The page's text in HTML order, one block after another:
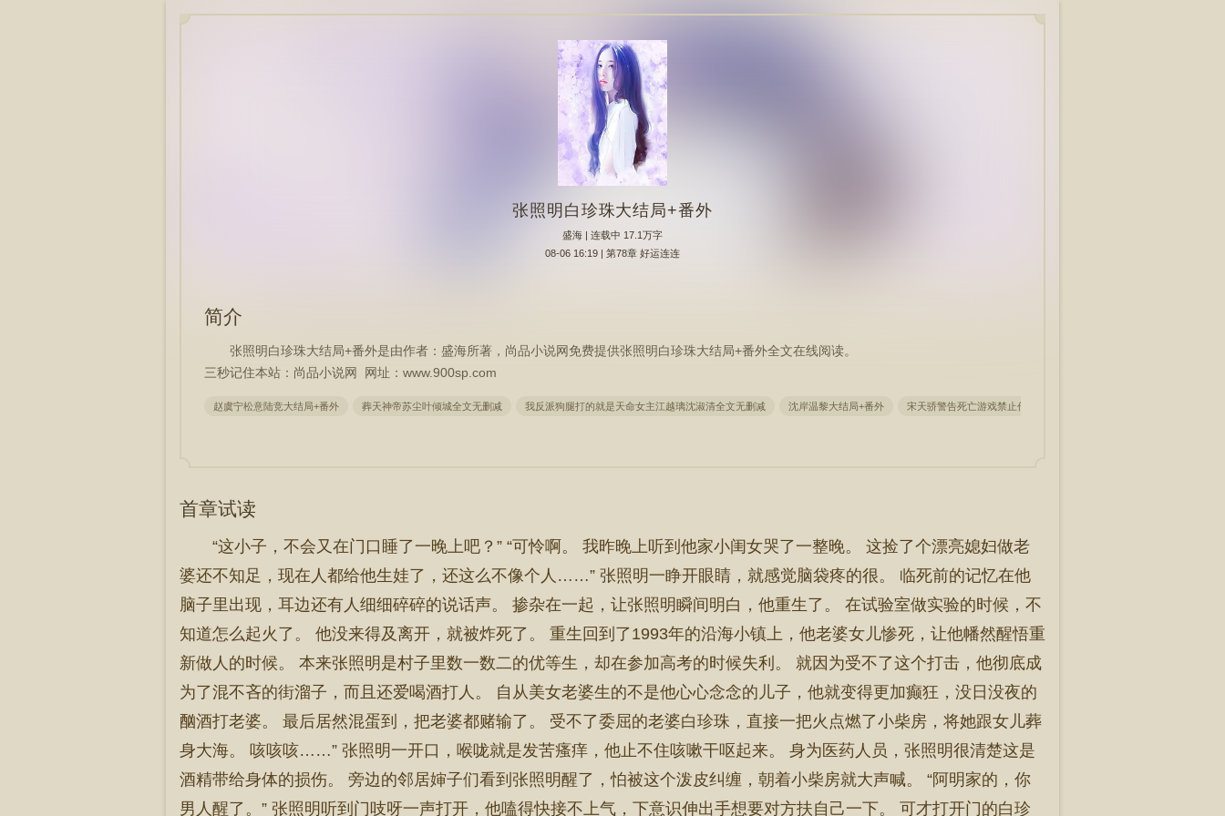
张照明白珍珠大结局+番外
盛海 | 连载中 17.1万字
08-06 16:19 | 第78章 好运连连
简介
张照明白珍珠大结局+番外是由作者：盛海所著，尚品小说网免费提供张照明白珍珠大结局+番外全文在线阅读。
三秒记住本站：尚品小说网 网址：www.900sp.com
赵虞宁松意陆竞大结局+番外 葬天神帝苏尘叶倾城全文无删减 我反派狗腿打的就是天命女主江越璃沈淑清全文无删减 沈岸温黎大结局+番外 宋天骄警告死亡游戏禁止作弊笔趣阁首发
首章试读
“这小子，不会又在门口睡了一晚上吧？” “可怜啊。 我昨晚上听到他家小闺女哭了一整晚。 这捡了个漂亮媳妇做老
婆还不知足，现在人都给他生娃了，还这么不像个人……” 张照明一睁开眼睛，就感觉脑袋疼的很。 临死前的记忆在他
脑子里出现，耳边还有人细细碎碎的说话声。 掺杂在一起，让张照明瞬间明白，他重生了。 在试验室做实验的时候，不
知道怎么起火了。 他没来得及离开，就被炸死了。 重生回到了1993年的沿海小镇上，他老婆女儿惨死，让他幡然醒悟重
新做人的时候。 本来张照明是村子里数一数二的优等生，却在参加高考的时候失利。 就因为受不了这个打击，他彻底成
为了混不吝的街溜子，而且还爱喝酒打人。 自从美女老婆生的不是他心心念念的儿子，他就变得更加癫狂，没日没夜的
酗酒打老婆。 最后居然混蛋到，把老婆都赌输了。 受不了委屈的老婆白珍珠，直接一把火点燃了小柴房，将她跟女儿葬
身大海。 咳咳咳……” 张照明一开口，喉咙就是发苦瘙痒，他止不住咳嗽干呕起来。 身为医药人员，张照明很清楚这是
酒精带给身体的损伤。 旁边的邻居婶子们看到张照明醒了，怕被这个泼皮纠缠，朝着小柴房就大声喊。 “阿明家的，你
男人醒了。” 张照明听到门吱呀一声打开，他嗑得快接不上气，下意识伸出手想要对方扶自己一下。 可才打开门的白珍